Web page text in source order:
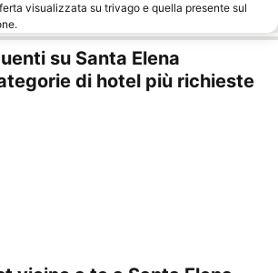
visualizzata su trivago e quella presente sul
su Santa Elena
di hotel più richieste